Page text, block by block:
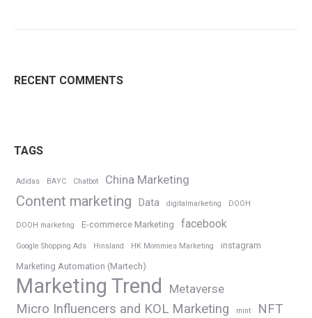
RECENT COMMENTS
TAGS
Adidas BAYC Chatbot China Marketing
Content marketing Data digitalmarketing DOOH
DOOH marketing E-commerce Marketing facebook
Google Shopping Ads Hinsland HK Mommies Marketing
instagram
Marketing Automation (Martech)
Marketing Trend Metaverse
Micro Influencers and KOL Marketing mint NFT